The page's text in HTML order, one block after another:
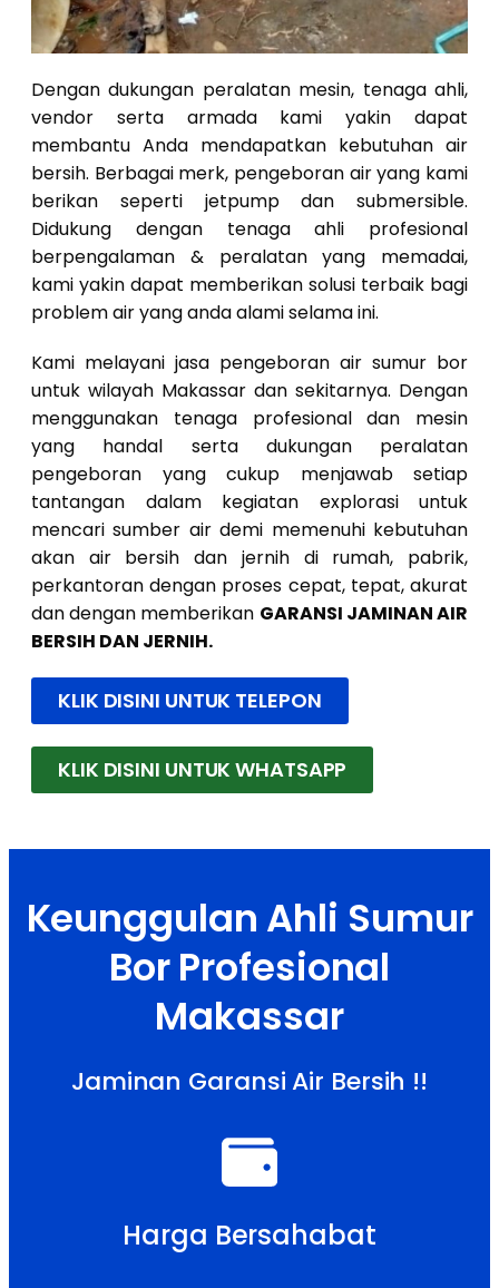
Dengan dukungan peralatan mesin, tenaga ahli,
vendor serta armada kami yakin dapat
membantu Anda mendapatkan kebutuhan air
bersih. Berbagai merk, pengeboran air yang kami
berikan seperti jetpump dan submersible.
Didukung dengan tenaga ahli profesional
berpengalaman & peralatan yang memadai,
kami yakin dapat memberikan solusi terbaik bagi
problem air yang anda alami selama ini.
Kami melayani jasa pengeboran air sumur bor
untuk wilayah Makassar dan sekitarnya. Dengan
menggunakan tenaga profesional dan mesin
yang handal serta dukungan peralatan
pengeboran yang cukup menjawab setiap
tantangan dalam kegiatan explorasi untuk
mencari sumber air demi memenuhi kebutuhan
akan air bersih dan jernih di rumah, pabrik,
perkantoran dengan proses cepat, tepat, akurat
dan dengan memberikan GARANSI JAMINAN AIR
BERSIH DAN JERNIH.
KLIK DISINI UNTUK TELEPON
KLIK DISINI UNTUK WHATSAPP
Keunggulan Ahli Sumur
Bor Profesional
Makassar
Jaminan Garansi Air Bersih !!
Harga Bersahabat